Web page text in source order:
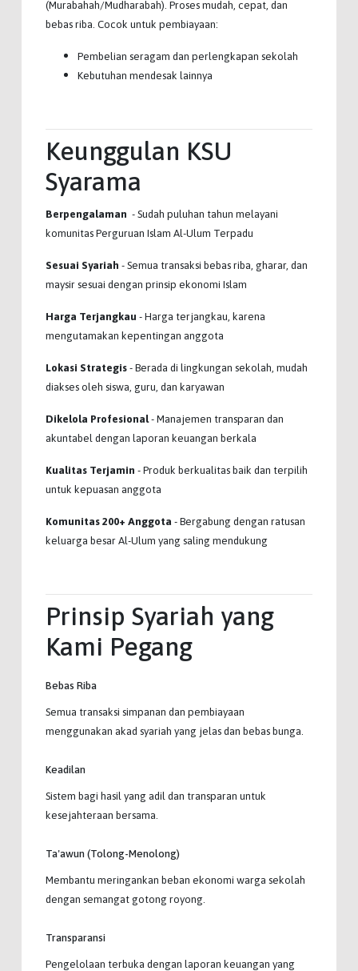
(Murabahah/Mudharabah). Proses mudah, cepat, dan
bebas riba. Cocok untuk pembiayaan:
Pembelian seragam dan perlengkapan sekolah
Kebutuhan mendesak lainnya
Keunggulan KSU
Syarama
Berpengalaman - Sudah puluhan tahun melayani
komunitas Perguruan Islam Al-Ulum Terpadu
Sesuai Syariah - Semua transaksi bebas riba, gharar, dan
maysir sesuai dengan prinsip ekonomi Islam
Harga Terjangkau - Harga terjangkau, karena
mengutamakan kepentingan anggota
Lokasi Strategis - Berada di lingkungan sekolah, mudah
diakses oleh siswa, guru, dan karyawan
Dikelola Profesional- Manajemen transparan dan
akuntabel dengan laporan keuangan berkala
Kualitas Terjamin - Produk berkualitas baik dan terpilih
untuk kepuasan anggota
Komunitas 200+ Anggota - Bergabung dengan ratusan
keluarga besar Al-Ulum yang saling mendukung
Prinsip Syariah yang
Kami Pegang
Bebas Riba
Semua transaksi simpanan dan pembiayaan
menggunakan akad syariah yang jelas dan bebas bunga.
Keadilan
Sistem bagi hasil yang adil dan transparan untuk
kesejahteraan bersama.
Ta'awun (Tolong-Menolong)
Membantu meringankan beban ekonomi warga sekolah
dengan semangat gotong royong.
Transparansi
Pengelolaan terbuka dengan laporan keuangan yang